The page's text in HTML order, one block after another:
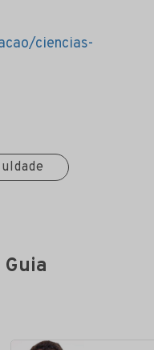
ciencias-